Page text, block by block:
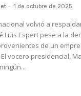
- 1 de octubre de 2025
volvió a
Luis Espert pese a la
de un
vocero presidencial,